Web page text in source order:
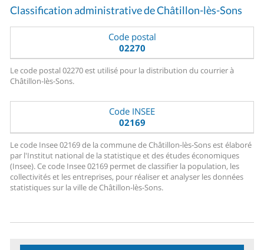
Classification administrative de Châtillon-lès-Sons
Code postal
02270
Le code postal 02270 est utilisé pour la distribution du courrier à
Châtillon-lès-Sons.
Code INSEE
02169
Le code Insee 02169 de la commune de Châtillon-lès-Sons est élaboré
par l'Institut national de la statistique et des études économiques
(Insee). Ce code Insee 02169 permet de classifier la population, les
collectivités et les entreprises, pour réaliser et analyser les données
statistiques sur la ville de Châtillon-lès-Sons.